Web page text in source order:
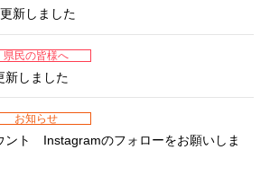
新しました
県民の皆様へ
新しました
お知らせ
ント Instagramのフォローをお願いしま